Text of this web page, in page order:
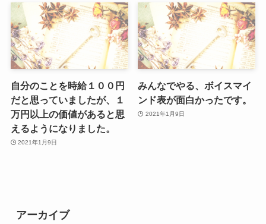
自分のことを時給１００円
だと思っていましたが、１
万円以上の価値があると思
えるようになりました。
2021年1月9日
みんなでやる、ボイスマイ
ンド表が面白かったです。
2021年1月9日
アーカイブ